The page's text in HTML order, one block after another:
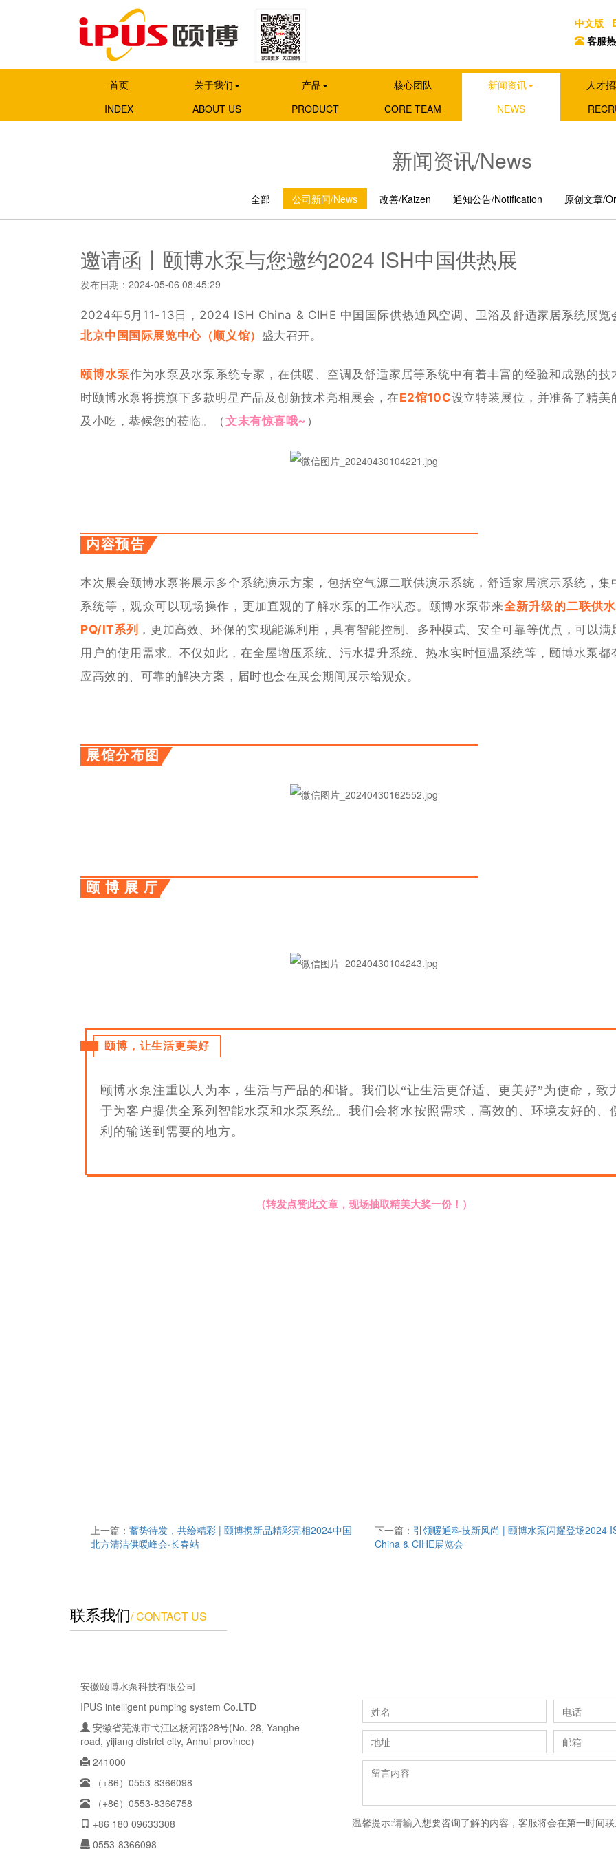
中文版
客服
首页
INDEX
关于我们
ABOUT US
产品
PRODUCT
核心团队
CORE TEAM
新闻资讯
NEWS
人才
新闻资讯/News
全部 公司新闻/News 改善/Kaizen 通知公告/Notification 原创文章/
邀请函丨颐博水泵与您邀约2024 ISH中国供热展
发布日期：2024-05-06 08:45:29
2024年5 月 11-13 日， 2024 ISH China & CIHE 中国国际供热通风空调、卫浴及舒适家居系统展览
北京中国国际展览中心（顺义馆） 盛大召开。
颐博水泵作为水泵及水泵系统专家，在供暖、空调及舒适家居等系统中有着丰富的经验和成熟的技
时颐博水泵将携旗下多款明星产品及创新技术亮相展会，在E2馆10C设立特装展位，并准备了精美
及小吃，恭候您的莅临。（文末有惊喜哦~ ）
内容预告
本次展会颐博水泵将展示多个系统演示方案，包括空气源二联供演示系统，舒适家居演示系统，集
系统等，观众可以现场操作，更加直观的了解水泵的工作状态。颐博水泵带来全新升级的二联供
PQ/IT系列 ，更加高效、环保的实现能源利用，具有智能控制、多种模式、安全可靠等优点，可以满
用户的使用需求。不仅如此，在全屋增压系统、污水提升系统、热水实时恒温系统等，颐博水泵都
应高效的、可靠的解决方案，届时也会在展会期间展示给观众。
展馆分布图
颐 博 展 厅
颐博，让生活更美好
颐博水泵注重以人为本，生活与产品的和谐。我们以“让生活更舒适、更美好”为使命，致
于为客户提供全系列智能水泵和水泵系统。我们会将水按照需求，高效的、环境友好的、
利的输送到需要的地方。
（转发点赞此文章，现场抽取精美大奖一份！）
上一篇： 蓄势待发，共绘精彩 | 颐博携新品精彩亮相2024中国
北方清洁供暖峰会·长春站
下一篇： 引领暖通科技新风尚 | 颐博水泵闪耀登场2024
China & CIHE展览会
联系我们/ CONTACT US
安徽颐博水泵科技有限公司
IPUS intelligent pumping system Co.LTD
安徽省芜湖市弋江区杨河路28号(No. 28, Yanghe
road, yijiang district city, Anhui province)
241000
（+86）0553-8366098
（+86）0553-8366758
+86 180 09633308
0553-8366098
温馨提示:请输入想要咨询了解的内容，客服将会在第一时间